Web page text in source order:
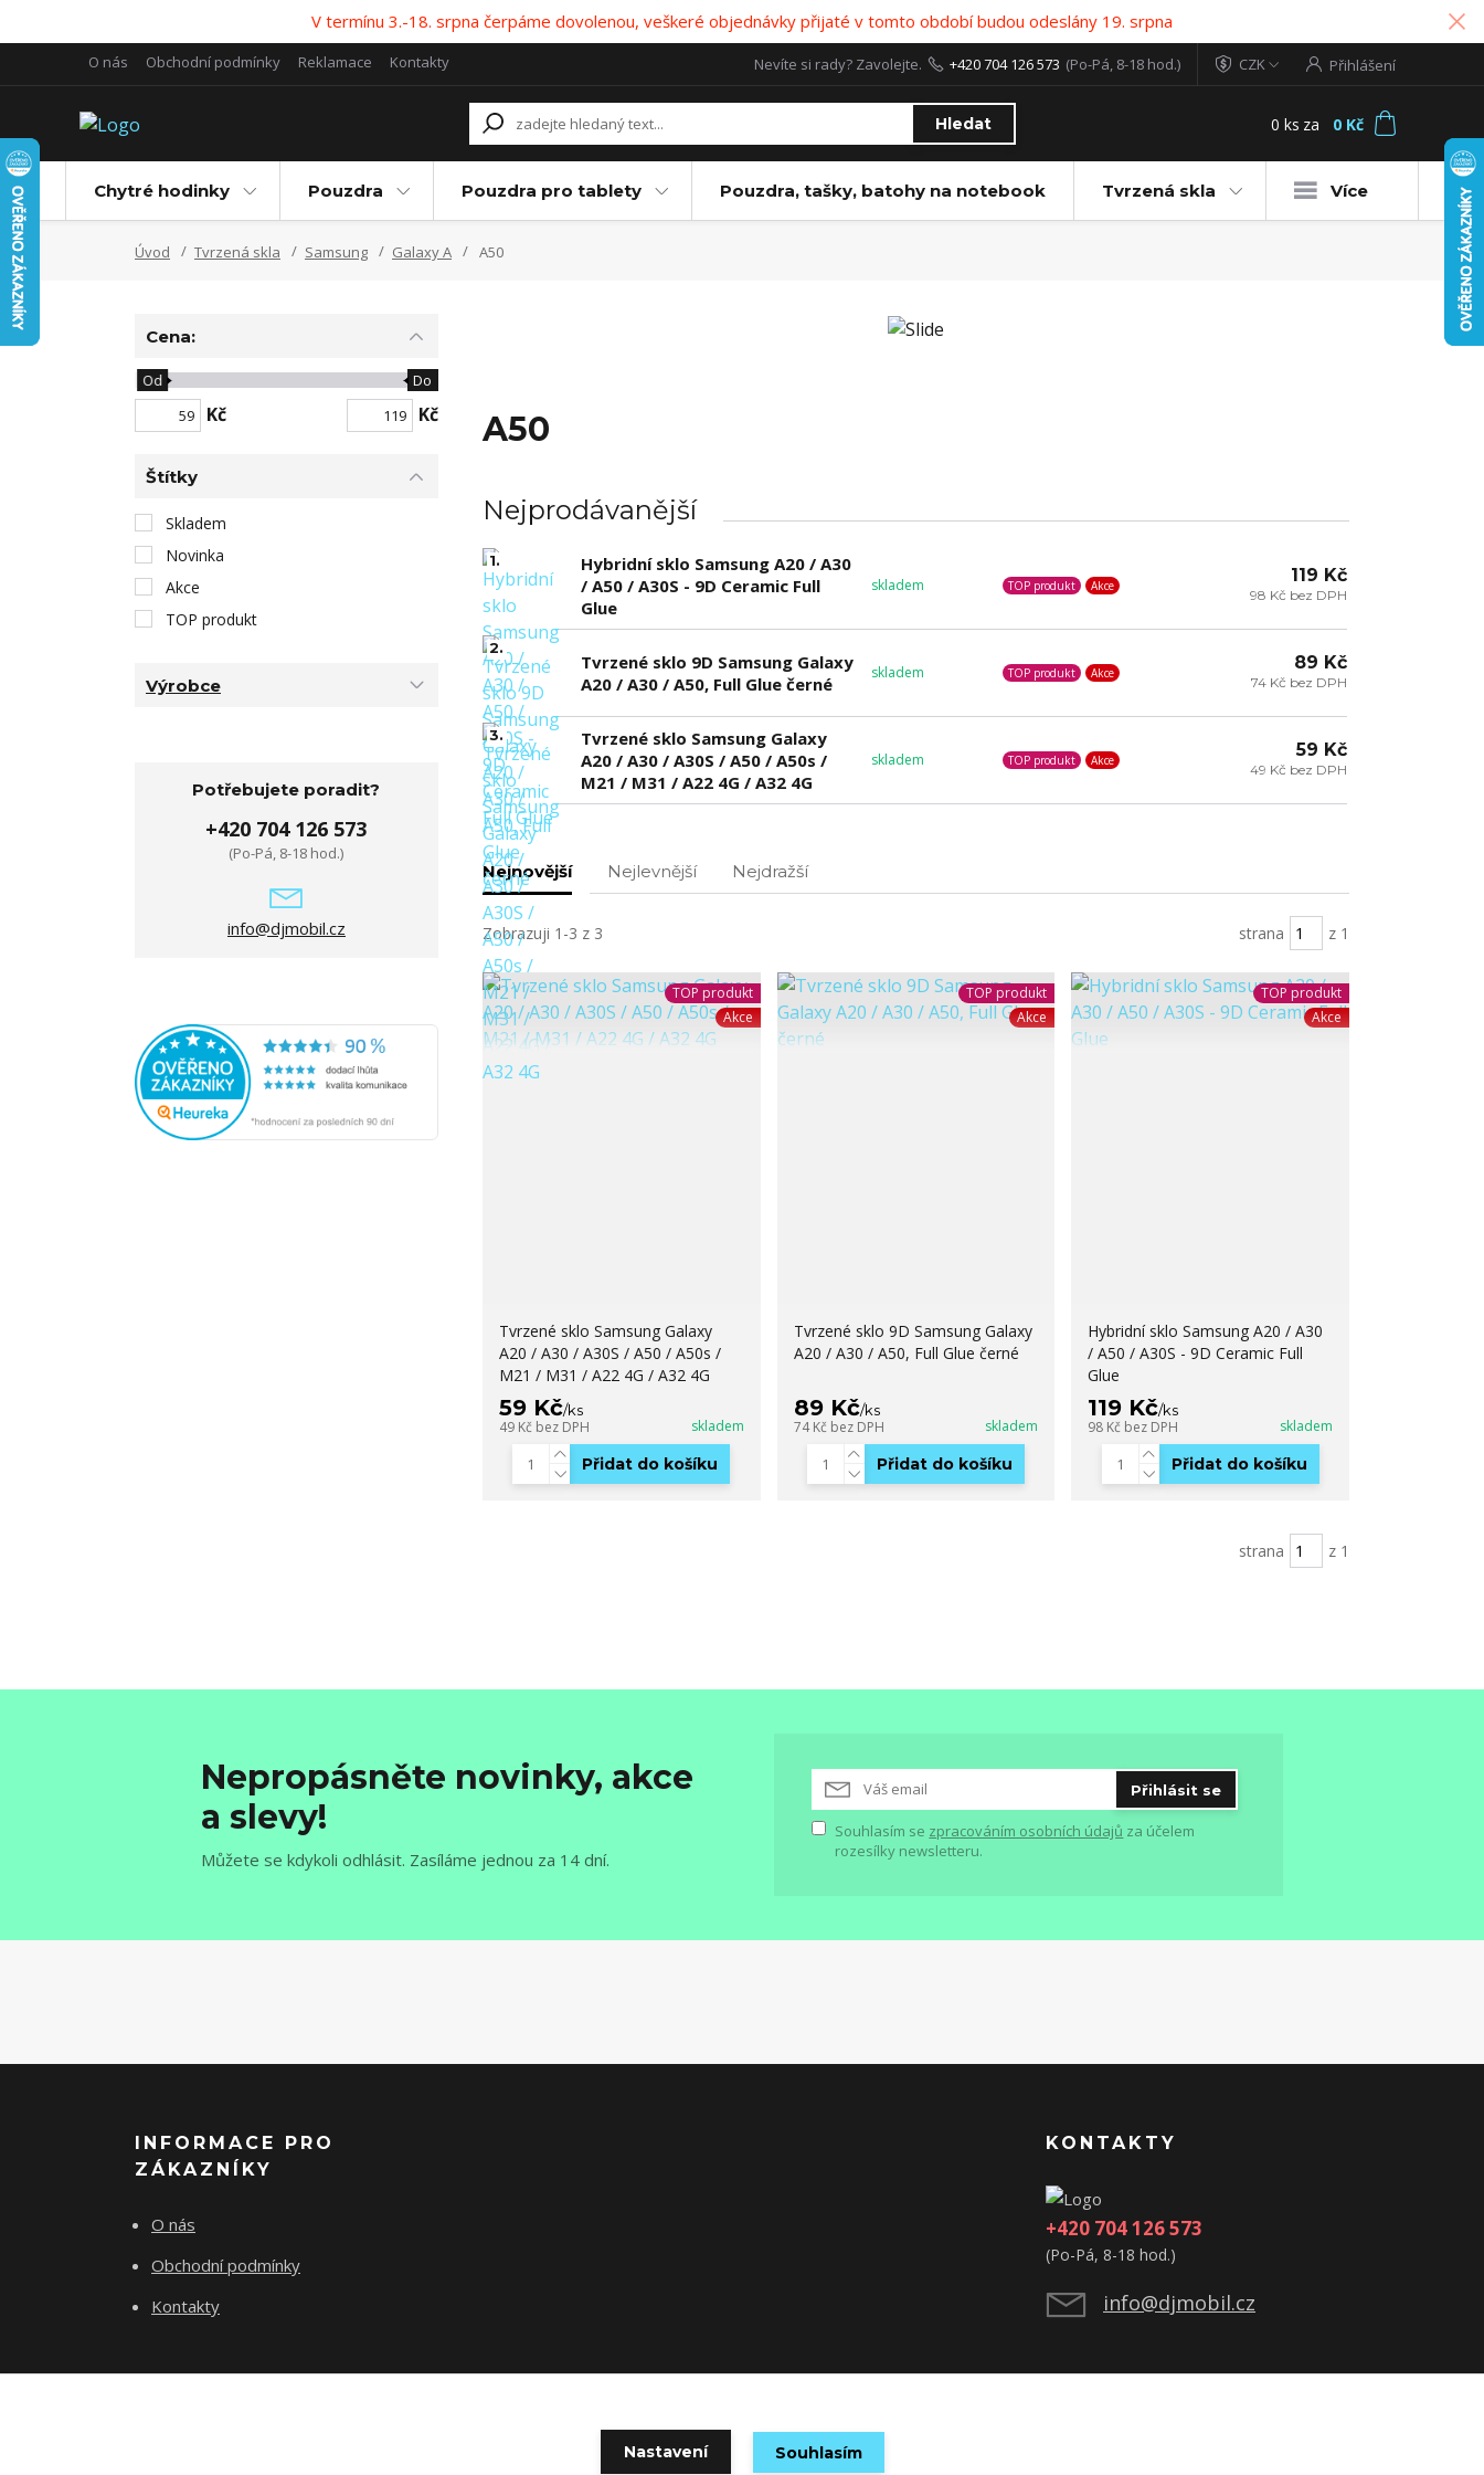
V termínu 3.-18. srpna čerpáme dovolenou, veškeré objednávky přijaté v tomto období budou odeslány 19. srpna
O nás Obchodní podmínky Reklamace Kontakty CZK Přihlášení
Hledat
Nevíte si rady? Zavolejte. +420 704 126 573 (Po-Pá, 8-18 hod.)
0 ks za 0 Kč
Chytré hodinky Pouzdra Pouzdra pro tablety Pouzdra, tašky, batohy na notebook Tvrzená skla Více
Úvod Tvrzená skla Samsung Galaxy A A50
A50
Nejprodávanější
1.
Hybridní sklo Samsung A20 / A30
/ A50 / A30S - 9D Ceramic Full
Glue
skladem TOP produkt Akce 119 Kč
98 Kč bez DPH
2.
Tvrzené sklo 9D Samsung Galaxy
A20 / A30 / A50, Full Glue černé
skladem TOP produkt Akce 89 Kč
74 Kč bez DPH
3.
Tvrzené sklo Samsung Galaxy
A20 / A30 / A30S / A50 / A50s /
M21 / M31 / A22 4G / A32 4G
skladem TOP produkt Akce 59 Kč
49 Kč bez DPH
Nejnovější Nejlevnější Nejdražší
Zobrazuji 1-3 z 3 strana z 1
TOP produkt
Akce
Tvrzené sklo Samsung Galaxy
A20 / A30 / A30S / A50 / A50s /
M21 / M31 / A22 4G / A32 4G
59 Kč/ks
49 Kč bez DPH skladem
Přidat do košíku
TOP produkt
Akce
Tvrzené sklo 9D Samsung Galaxy
A20 / A30 / A50, Full Glue černé
89 Kč/ks
74 Kč bez DPH skladem
Přidat do košíku
TOP produkt
Akce
Hybridní sklo Samsung A20 / A30
/ A50 / A30S - 9D Ceramic Full
Glue
119 Kč/ks
98 Kč bez DPH skladem
Přidat do košíku
strana z 1
Cena:
Kč
Od Do
Kč
Štítky
Skladem
Novinka
Akce
TOP produkt
Výrobce
Potřebujete poradit?
+420 704 126 573
(Po-Pá, 8-18 hod.)
info@djmobil.cz
Nepropásněte novinky, akce
a slevy!
Můžete se kdykoli odhlásit. Zasíláme jednou za 14 dní.
Přihlásit se
Souhlasím se zpracováním osobních údajů za účelem
rozesílky newsletteru.
INFORMACE PRO
ZÁKAZNÍKY
O nás
Obchodní podmínky
Kontakty
KONTAKTY
+420 704 126 573
(Po-Pá, 8-18 hod.)
info@djmobil.cz
Nastavení Souhlasím